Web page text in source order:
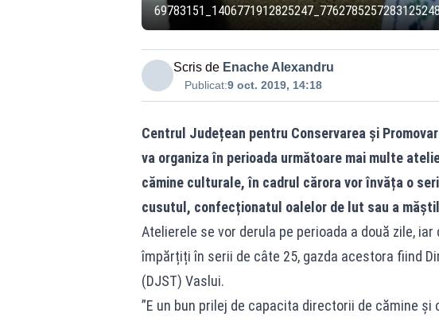
Scris de Enache Alexandru
Publicat:9 oct. 2019, 14:18
Centrul Județean pentru Conservarea și
va organiza în perioada următoare mai multe
cămine culturale, în cadrul cărora vor învăța o
cusutul, confecționatul oalelor de lut sau a
Atelierele se vor derula pe perioada a două zile,
împărțiți în serii de câte 25, gazda acestora fiind
(DJST) Vaslui.
”E un bun prilej de capacita directorii de cămine